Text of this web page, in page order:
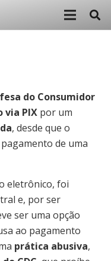
do Consumidor
via PIX por um
, desde que o
de uma
eletrônico, foi
e, por ser
ser uma opção
ao pagamento
prática abusiva,